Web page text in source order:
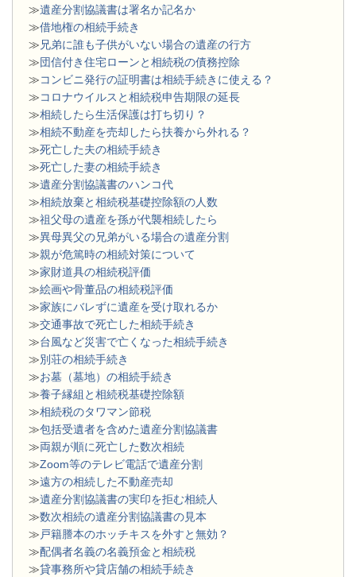
≫遺産分割協議書は署名か記名か
≫借地権の相続手続き
≫ 兄弟に誰も子供がいない場合の遺産の行方
≫団信付き住宅ローンと相続税の債務控除
≫コンビニ発行の証明書は相続手続きに使える？
≫コロナウイルスと相続税申告期限の延長
≫相続したら生活保護は打ち切り？
≫相続不動産を売却したら扶養から外れる？
≫死亡した夫の相続手続き
≫死亡した妻の相続手続き
≫遺産分割協議書のハンコ代
≫相続放棄と相続税基礎控除額の人数
≫祖父母の遺産を孫が代襲相続したら
≫異母異父の兄弟がいる場合の遺産分割
≫親が危篤時の相続対策について
≫家財道具の相続税評価
≫絵画や骨董品の相続税評価
≫家族にバレずに遺産を受け取れるか
≫交通事故で死亡した相続手続き
≫台風など災害で亡くなった相続手続き
≫別荘の相続手続き
≫お墓（墓地）の相続手続き
≫養子縁組と相続税基礎控除額
≫相続税のタワマン節税
≫包括受遺者を含めた遺産分割協議書
≫両親が順に死亡した数次相続
≫Zoom等のテレビ電話で遺産分割
≫遠方の相続した不動産売却
≫遺産分割協議書の実印を拒む相続人
≫数次相続の遺産分割協議書の見本
≫戸籍謄本のホッチキスを外すと無効？
≫配偶者名義の名義預金と相続税
≫貸事務所や貸店舗の相続手続き